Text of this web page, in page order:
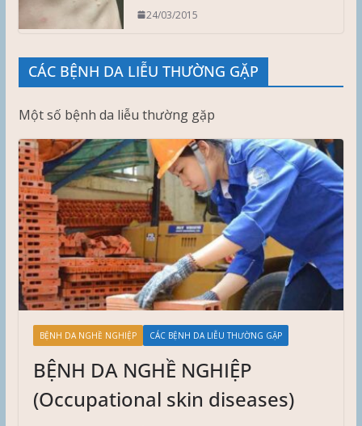
24/03/2015
CÁC BỆNH DA LIỄU THƯỜNG GẶP
Một số bệnh da liễu thường gặp
BỆNH DA NGHỀ NGHIỆP CÁC BỆNH DA LIỄU THƯỜNG GẶP
BỆNH DA NGHỀ NGHIỆP
(Occupational skin diseases)